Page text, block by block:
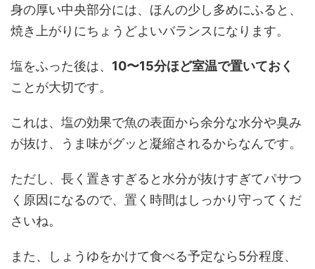
身の厚い中央部分には、ほんの少し多めにふると、
焼き上がりにちょうどよいバランスになります。
塩をふった後は、 10〜15分ほど室温で置いておく
ことが大切です。
これは、塩の効果で魚の表面から余分な水分や臭み
が抜け、うま味がグッと凝縮されるからなんです。
ただし、長く置きすぎると水分が抜けすぎてパサつ
く原因になるので、置く時間はしっかり守ってくだ
さいね。
また、しょうゆをかけて食べる予定なら5分程度、